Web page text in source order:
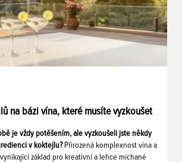
na bázi vína, které musíte vyzkoušet
je vždy potěšením, ale vyzkoušeli jste někdy
v koktejlu? Přirozená komplexnost vína a
základ pro kreativní a lehce míchané